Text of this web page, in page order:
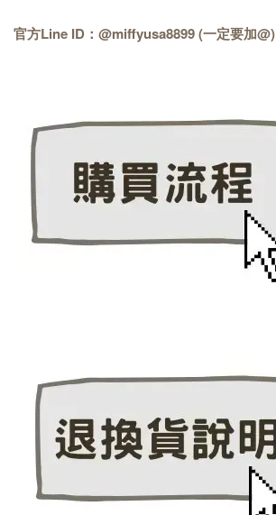
官方Line ID：@miffyusa8899 (一定要加@)